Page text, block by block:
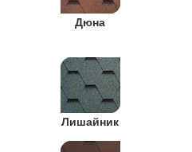
Дюна
Лишайник